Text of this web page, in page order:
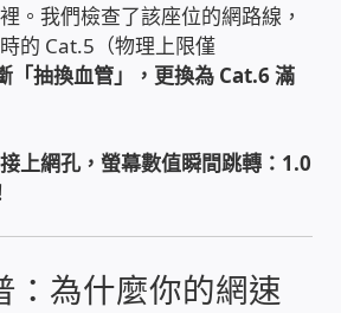
/ 穩壓器 AVR
辦公
視訊攝影機
冊
。我們檢查了該座位的網路線，
的 Cat.5（物理上限僅
「抽換血管」，更換為 Cat.6 滿
上網孔，螢幕數值瞬間跳轉：1.0
：為什麼你的網速